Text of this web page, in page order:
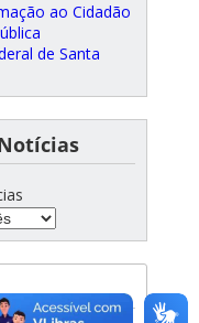
ao Cidadão
de Santa